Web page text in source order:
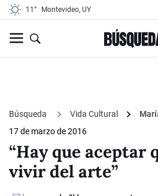
11° Montevideo, UY
Búsqueda Vida Cultural
17 de marzo de 2016
“Hay que aceptar
vivir del arte”